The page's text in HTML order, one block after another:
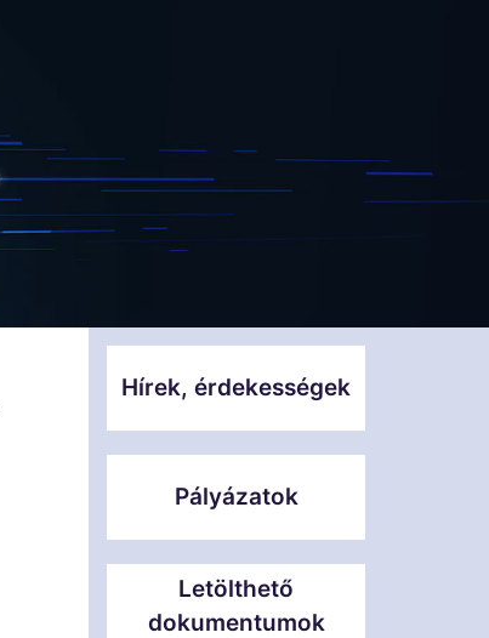
Hírek, érdekességek
Pályázatok
Letölthető
dokumentumok